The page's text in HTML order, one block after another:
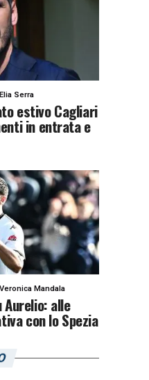
Elia Serra
estivo Cagliari
in entrata e
Veronica Mandala
alle
con lo Spezia